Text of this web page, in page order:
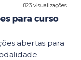
823 visualizações
para curso
abertas para